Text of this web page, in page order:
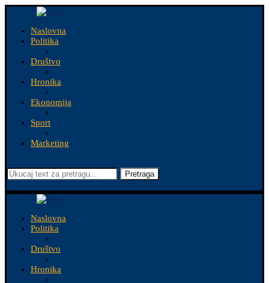
Naslovna
Politika
Društvo
Hronika
Ekonomija
Sport
Marketing
Pretraga
Naslovna
Politika
Društvo
Hronika